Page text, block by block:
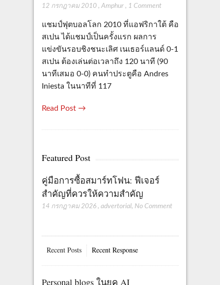
12 กรกฎาคม 2010, Amphur, 1 Comment
แชมป์ฟุตบอลโลก 2010 ที่แอฟริกาใต้ คือ
สเปน ได้แชมป์เป็นครั้งแรก ผลการ
แข่งขันรอบชิงชนะเลิศ เนเธอร์แลนด์ 0-1
สเปน ต้องเล่นต่อเวลาถึง 120 นาที (90
นาทีเสมอ 0-0) คนทำประตูคือ Andres
Iniesta ในนาทีที่ 117
Read Post →
Featured Post
คู่มือการซื้อสมาร์ทโฟน: ฟีเจอร์
สำคัญที่ควรให้ความสำคัญ
14 กรกฎาคม 2026 , advertorial, No Comment
Recent Posts Recent Response
Personal blogs ในยุค AI